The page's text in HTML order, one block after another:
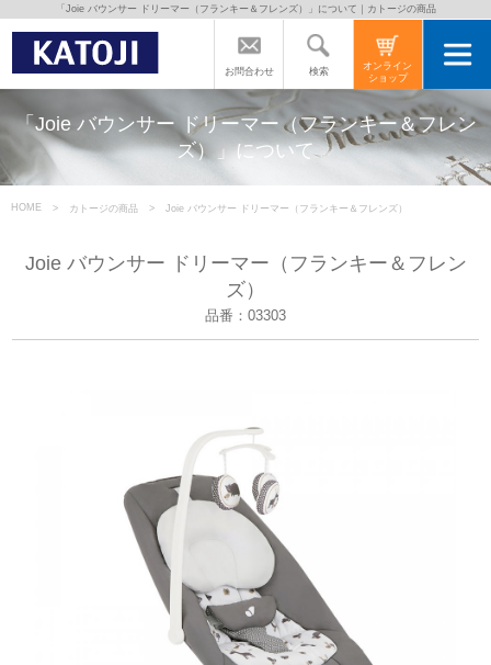
トップページ
カトージの商品
よくあるご質問
会社案内
お問い合わせ
お知らせ
お問合わせ 検索
オンライン
ショップ
「Joie バウンサー ドリーマー（フランキー＆フレンズ）」について｜カトージの商品
「Joie バウンサー ドリーマー（フランキー＆フレン
ズ）」について
HOME カトージの商品 Joie バウンサー ドリーマー（フランキー＆フレンズ）
Joie バウンサー ドリーマー（フランキー＆フレン
ズ）
品番：03303